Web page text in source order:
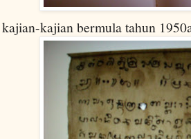
kajian bermula tahun